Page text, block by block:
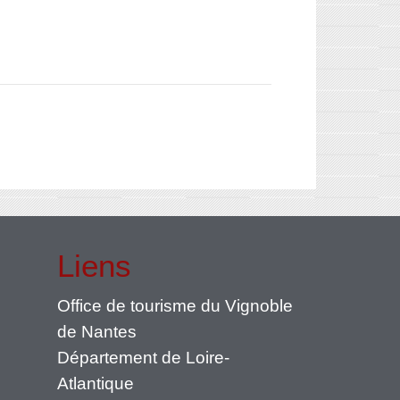
Liens
Office de tourisme du Vignoble
de Nantes
Département de Loire-
Atlantique